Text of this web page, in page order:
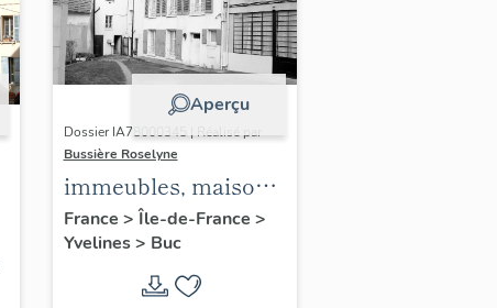
Aperçu
Dossier IA78000345 | Réalisé par
Bussière Roselyne
immeubles, maisons,
fermes
France > Île-de-France >
Yvelines> Buc